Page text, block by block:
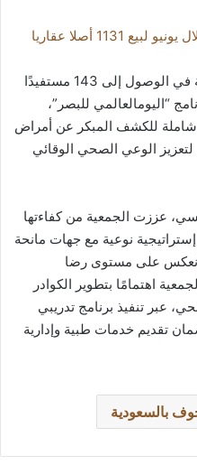
وعلى صعيد الوقاية، نجحت الجمعية في الوصول إلى 143 مستفيدًا
“اليومالعالمي للبصر”،
للكشف المبكر عن أمراض
الوعي الصحي الوقائي
عززت الجمعية من كفاءتها
خلال إبرام 12 شراكة إستراتيجية نوعية مع جهات مانحة
على مستوى رضا
اهتمامًا بتطوير الكوادر
عبر تنفيذ برنامج تدريبي
تقديم خدمات طبية وإدارية
بالسعودية